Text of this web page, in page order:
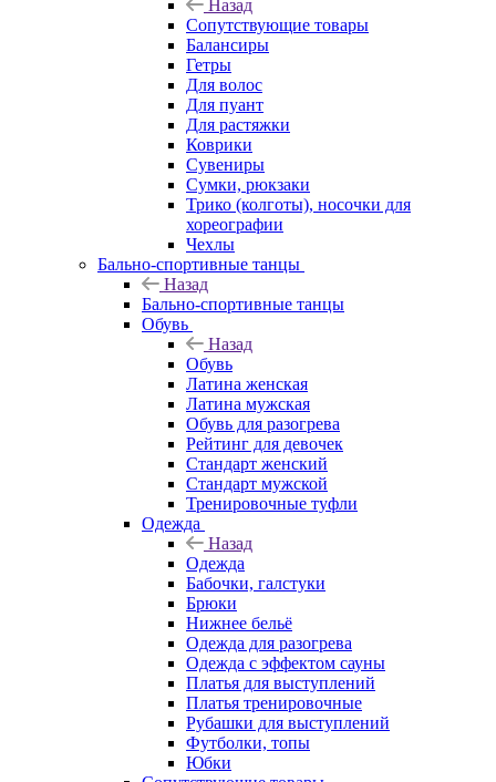
Назад
Сопутствующие товары
Балансиры
Гетры
Для волос
Для пуант
Для растяжки
Коврики
Сувениры
Сумки, рюкзаки
Трико (колготы), носочки для
хореографии
Чехлы
Бально-спортивные танцы
Назад
Бально-спортивные танцы
Обувь
Назад
Обувь
Латина женская
Латина мужская
Обувь для разогрева
Рейтинг для девочек
Стандарт женский
Стандарт мужской
Тренировочные туфли
Одежда
Назад
Одежда
Бабочки, галстуки
Брюки
Нижнее бельё
Одежда для разогрева
Одежда с эффектом сауны
Платья для выступлений
Платья тренировочные
Рубашки для выступлений
Футболки, топы
Юбки